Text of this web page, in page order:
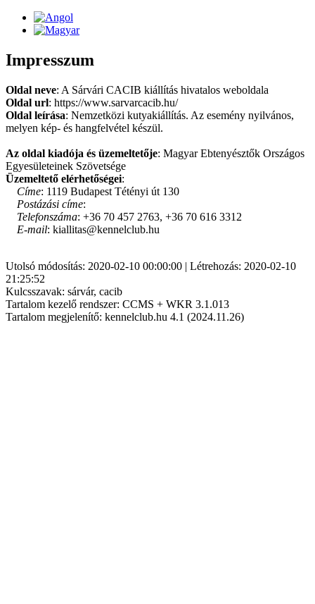
Impresszum
Oldal neve: A Sárvári CACIB kiállítás hivatalos weboldala
Oldal url: https://www.sarvarcacib.hu/
Oldal leírása: Nemzetközi kutyakiállítás. Az esemény nyilvános,
melyen kép- és hangfelvétel készül.
Az oldal kiadója és üzemeltetője: Magyar Ebtenyésztők Országos
Egyesületeinek Szövetsége
Üzemeltető elérhetőségei:
Címe: 1119 Budapest Tétényi út 130
Postázási címe:
Telefonszáma: +36 70 457 2763, +36 70 616 3312
E-mail: kiallitas@kennelclub.hu
Utolsó módosítás: 2020-02-10 00:00:00 | Létrehozás: 2020-02-10
21:25:52
Kulcsszavak: sárvár, cacib
Tartalom kezelő rendszer: CCMS + WKR 3.1.013
Tartalom megjelenítő: kennelclub.hu 4.1 (2024.11.26)